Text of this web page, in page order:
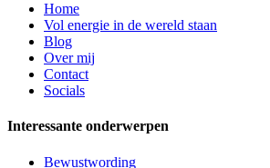
Home
Vol energie in de wereld staan
Blog
Over mij
Contact
Socials
Interessante onderwerpen
Bewustwording